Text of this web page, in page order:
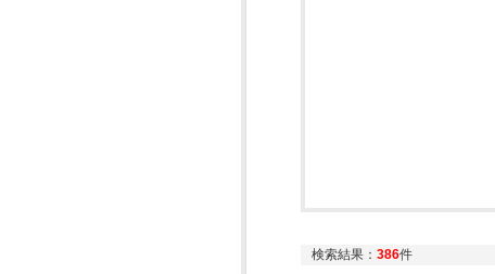
検索結果： 386件